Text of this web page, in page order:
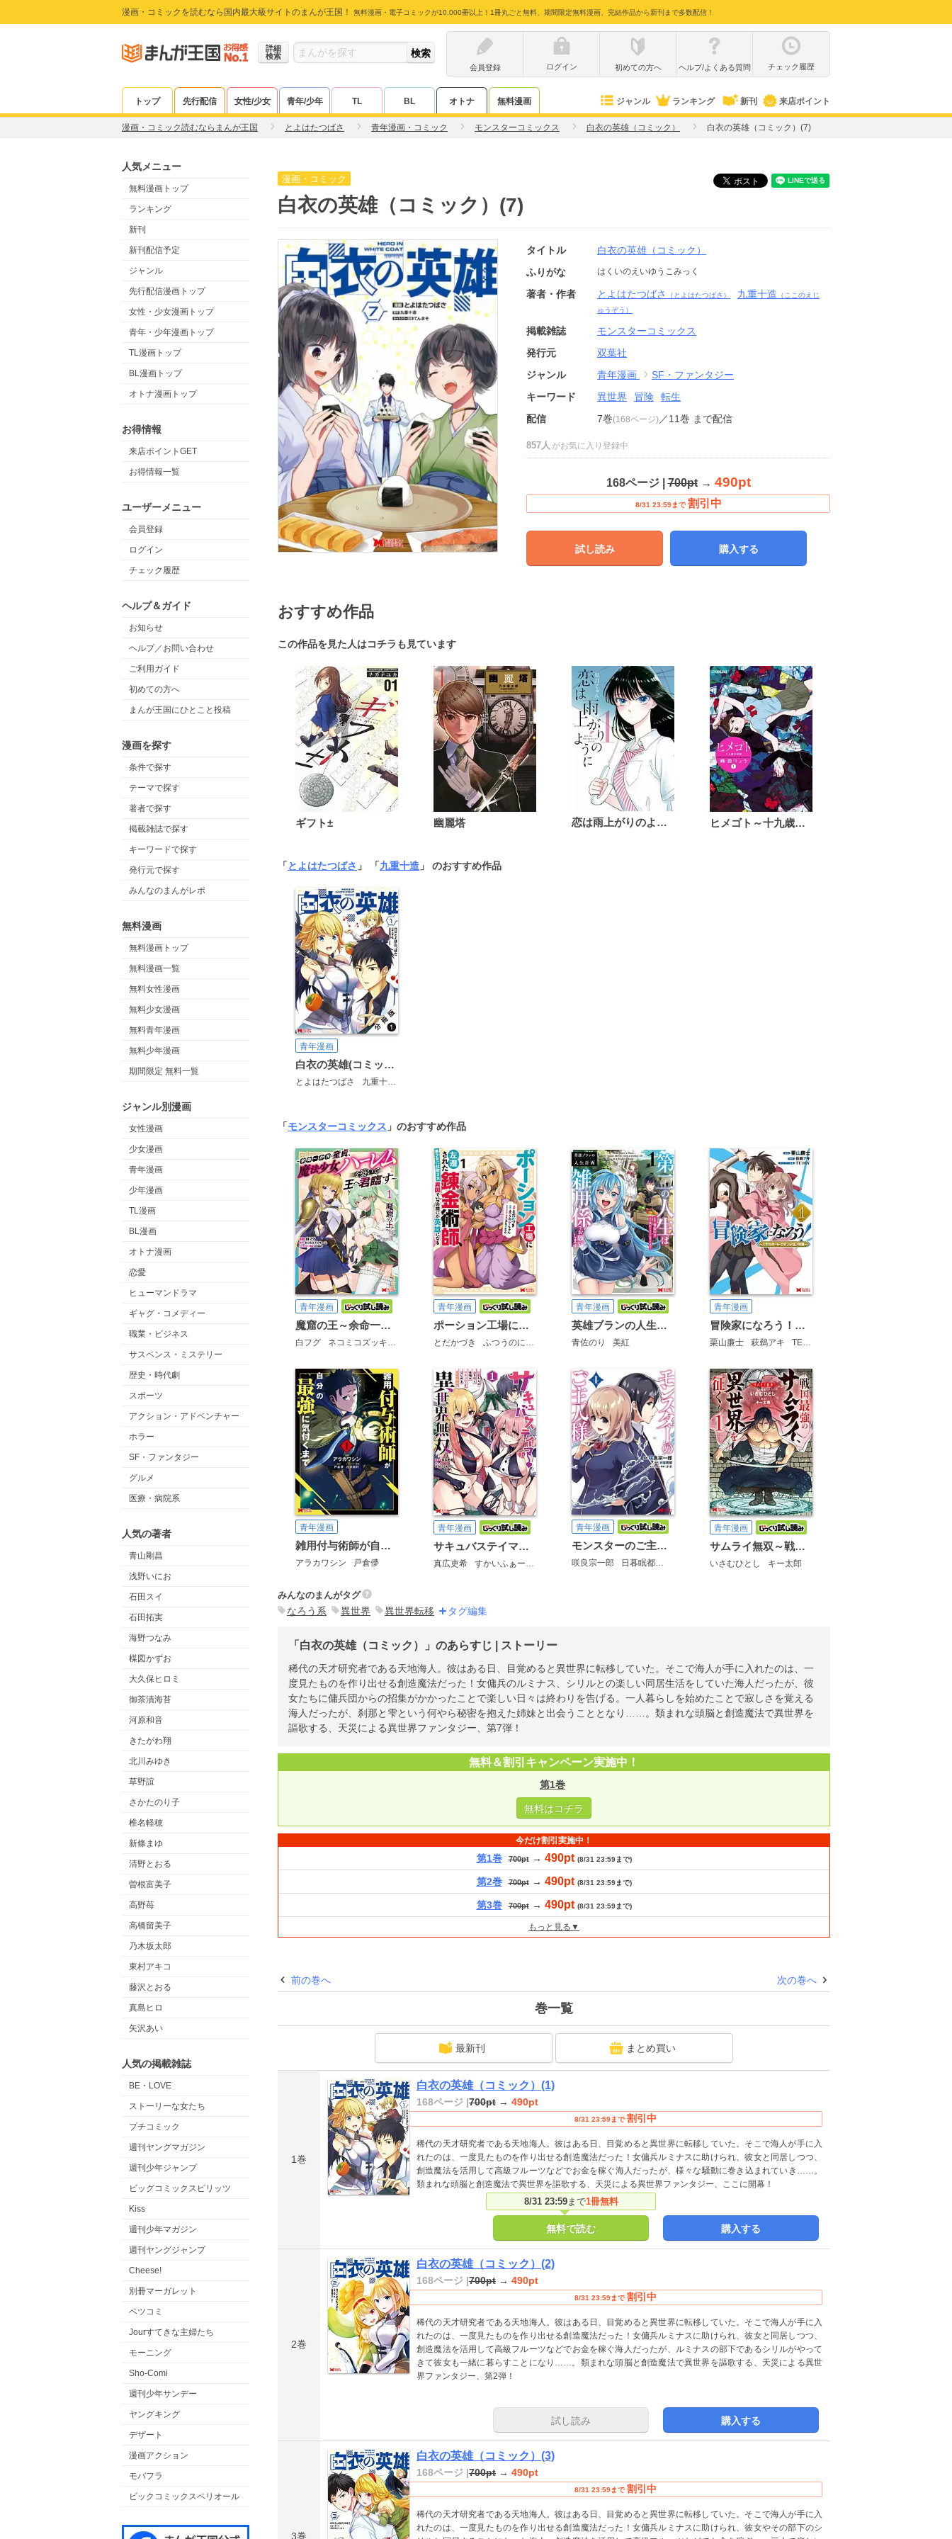
漫画・コミックを読むなら国内最大級サイトのまんが王国！ 無料漫画・電子コミックが10,000冊以上！1冊丸ごと無料、期間限定無料漫画、完結作品から新刊まで多数配信！
詳細
検索
会員登録
ログイン 初めての方へ ヘルプ/よくある質問 チェック履歴
トップ 先行配信 女性/少女 青年/少年 TL BL オトナ 無料漫画 ジャンル ランキング 新刊 来店ポイント
漫画・コミック読むならまんが王国 とよはたつばさ 青年漫画・コミック モンスターコミックス 白衣の英雄（コミック） 白衣の英雄（コミック）(7)
人気メニュー
無料漫画トップ
ランキング
新刊
新刊配信予定
ジャンル
先行配信漫画トップ
女性・少女漫画トップ
青年・少年漫画トップ
TL漫画トップ
BL漫画トップ
オトナ漫画トップ
お得情報
来店ポイントGET
お得情報一覧
ユーザーメニュー
会員登録
ログイン
チェック履歴
ヘルプ＆ガイド
お知らせ
ヘルプ／お問い合わせ
ご利用ガイド
初めての方へ
まんが王国にひとこと投稿
漫画を探す
条件で探す
テーマで探す
著者で探す
掲載雑誌で探す
キーワードで探す
発行元で探す
みんなのまんがレポ
無料漫画
無料漫画トップ
無料漫画一覧
無料女性漫画
無料少女漫画
無料青年漫画
無料少年漫画
期間限定 無料一覧
ジャンル別漫画
女性漫画
少女漫画
青年漫画
少年漫画
TL漫画
BL漫画
オトナ漫画
恋愛
ヒューマンドラマ
ギャグ・コメディー
職業・ビジネス
サスペンス・ミステリー
歴史・時代劇
スポーツ
アクション・アドベンチャー
ホラー
SF・ファンタジー
グルメ
医療・病院系
人気の著者
青山剛昌
浅野いにお
石田スイ
石田拓実
海野つなみ
楳図かずお
大久保ヒロミ
御茶漬海苔
河原和音
きたがわ翔
北川みゆき
草野誼
さかたのり子
椎名軽穂
新條まゆ
清野とおる
曽根富美子
高野苺
高橋留美子
乃木坂太郎
東村アキコ
藤沢とおる
真島ヒロ
矢沢あい
人気の掲載雑誌
BE・LOVE
ストーリーな女たち
プチコミック
週刊ヤングマガジン
週刊少年ジャンプ
ビッグコミックスピリッツ
Kiss
週刊少年マガジン
週刊ヤングジャンプ
Cheese!
別冊マーガレット
ベツコミ
Jourすてきな主婦たち
モーニング
Sho-Comi
週刊少年サンデー
ヤングキング
デザート
漫画アクション
モバフラ
ビックコミックスペリオール
漫画・コミック
白衣の英雄（コミック）(7)
タイトル
白衣の英雄（コミック）
ふりがな
はくいのえいゆうこみっく
著者・作者 とよはたつばさ （とよはたつばさ） 九重十造 （ここのえじ
ゅうぞう）
掲載雑誌
モンスターコミックス
発行元
双葉社
ジャンル
青年漫画
SF・ファンタジー
キーワード
異世界 冒険
転生
配信
7巻(168ページ) ／11巻 まで配信
857人 がお気に入り登録中
168ページ |700pt → 490pt
8/31 23:59まで 割引中
試し読み 購入する
おすすめ作品
この作品を見た人はコチラも見ています
ギフト± 幽麗塔 恋は雨上がりのように ヒメゴト～十九歳の制服～
「とよはたつばさ 」 「九重十造 」 のおすすめ作品
青年漫画
白衣の英雄(コミック) 分冊版
とよはたつばさ 九重十造
「モンスターコミックス 」のおすすめ作品
青年漫画
魔窟の王～余命一か月の童貞、魔法少女ハーレムを築いて王へ君臨す～(コミック)
白フグ ネコミコズッキーニ
青年漫画
ポーション工場に左遷された錬金術師、美少女に拉致され異国でいつの間にか英雄になる(コミック)
とだかづき ふつうのにーちゃん
青年漫画
英雄ブランの人生計画 第二の人生は雑用係でお願いします(コミック)
青佐のり 美紅
青年漫画
冒険家になろう！～スキルボードでダンジョン攻略～（コミック）
栗山廉士 萩鵜アキ TEDDY
青年漫画
雑用付与術師が自分の最強に気付くまで(コミック)
アラカワシン 戸倉儚
青年漫画
サキュバステイマーの異世界無双 幻獣たちの血を引く最強のサキュバスとはじめる魔族領開拓(コミック)
真広吏希 すかいふぁーむ
青年漫画
モンスターのご主人様（コミック）
咲良宗一郎 日暮眠都 ナポ
青年漫画
サムライ無双～戦国最強のサムライ、異世界を征く～(コミック)
いさむひとし キー太郎
みんなのまんがタグ
なろう系 異世界 異世界転移 タグ編集
「白衣の英雄（コミック）」のあらすじ | ストーリー
稀代の天才研究者である天地海人。彼はある日、目覚めると異世界に転移していた。そこで海人が手に入れたのは、一
度見たものを作り出せる創造魔法だった！女傭兵のルミナス、シリルとの楽しい同居生活をしていた海人だったが、彼
女たちに傭兵団からの招集がかかったことで楽しい日々は終わりを告げる。一人暮らしを始めたことで寂しさを覚える
海人だったが、刹那と雫という何やら秘密を抱えた姉妹と出会うこととなり……。類まれな頭脳と創造魔法で異世界を
謳歌する、天災による異世界ファンタジー、第7弾！
無料＆割引キャンペーン実施中！
第1巻
無料はコチラ
今だけ割引実施中！
第1巻 700pt→ 490pt (8/31 23:59まで)
第2巻 700pt→ 490pt (8/31 23:59まで)
第3巻 700pt→ 490pt (8/31 23:59まで)
もっと見る▼
前の巻へ 次の巻へ
巻一覧
最新刊 まとめ買い
1巻
白衣の英雄（コミック）(1)
168ページ |700pt → 490pt
8/31 23:59まで 割引中
稀代の天才研究者である天地海人。彼はある日、目覚めると異世界に転移していた。そこで海人が手に入
れたのは、一度見たものを作り出せる創造魔法だった！女傭兵ルミナスに助けられ、彼女と同居しつつ、
創造魔法を活用して高級フルーツなどでお金を稼ぐ海人だったが、様々な騒動に巻き込まれていき……。
類まれな頭脳と創造魔法で異世界を謳歌する、天災による異世界ファンタジー、ここに開幕！
8/31 23:59まで1冊無料
無料で読む 購入する
2巻
白衣の英雄（コミック）(2)
168ページ |700pt → 490pt
8/31 23:59まで 割引中
稀代の天才研究者である天地海人。彼はある日、目覚めると異世界に転移していた。そこで海人が手に入
れたのは、一度見たものを作り出せる創造魔法だった！女傭兵ルミナスに助けられ、彼女と同居しつつ、
創造魔法を活用して高級フルーツなどでお金を稼ぐ海人だったが、ルミナスの部下であるシリルがやって
きて彼女も一緒に暮らすことになり……。類まれな頭脳と創造魔法で異世界を謳歌する、天災による異世
界ファンタジー、第2弾！
試し読み 購入する
3巻
白衣の英雄（コミック）(3)
168ページ |700pt → 490pt
8/31 23:59まで 割引中
稀代の天才研究者である天地海人。彼はある日、目覚めると異世界に転移していた。そこで海人が手に入
れたのは、一度見たものを作り出せる創造魔法だった！女傭兵ルミナスに助けられ、彼女やその部下のシ